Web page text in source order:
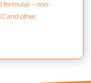
formula) – non-
and other